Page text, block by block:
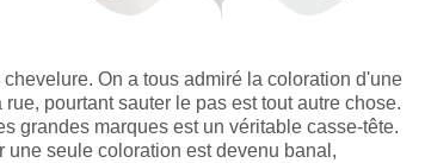
On a tous admiré la coloration d'une
pourtant sauter le pas est tout autre chose.
grandes marques est un véritable casse-tête.
une seule coloration est devenu banal,